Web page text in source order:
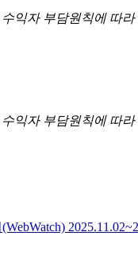
수익자 부담원칙에 따라
수익자 부담원칙에 따라